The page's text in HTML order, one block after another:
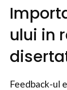
ului in
Feedback-ul